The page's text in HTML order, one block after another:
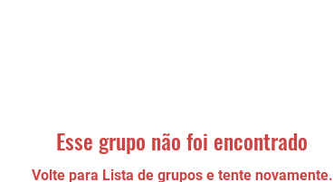
Esse grupo não foi encontrado
Volte para Lista de grupos e tente novamente.